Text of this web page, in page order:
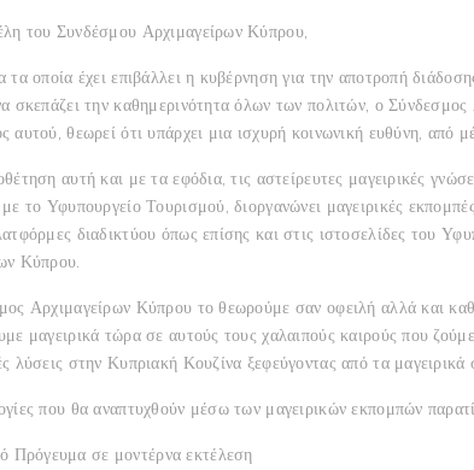
του Συνδέσμου Αρχιμαγείρων Κύπρου,
οποία έχει επιβάλλει η κυβέρνηση για την αποτροπή
σκεπάζει την καθημερινότητα όλων των πολιτών, ο
αυτού, θεωρεί ότι υπάρχει μια ισχυρή κοινωνική ευθύνη, από
αυτή και με τα εφόδια, τις αστείρευτες μαγειρικές
το Υφυπουργείο Τουρισμού, διοργανώνει μαγειρικές
διαδικτύου όπως επίσης και στις ιστοσελίδες του
Κύπρου.
Αρχιμαγείρων Κύπρου το θεωρούμε σαν οφειλή αλλά και
μαγειρικά τώρα σε αυτούς τους χαλαιπούς καιρούς που
λύσεις στην Κυπριακή Κουζίνα ξεφεύγοντας από τα μαγειρικά
που θα αναπτυχθούν μέσω των μαγειρικών εκπομπών
Πρόγευμα σε μοντέρνα εκτέλεση